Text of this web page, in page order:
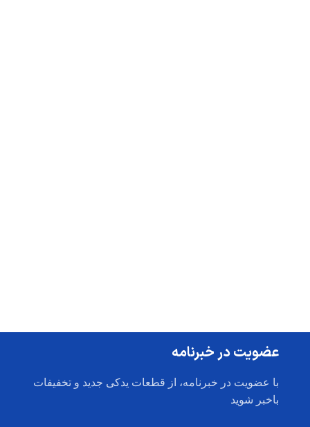
عضویت در خبرنامه
با عضویت در خبرنامه، از قطعات یدکی جدید و تخفیفات
باخبر شوید